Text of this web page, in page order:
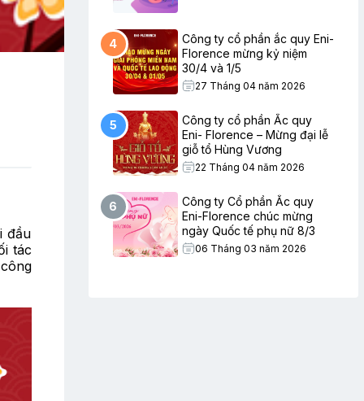
đầu
tác
4
Công ty cổ phần ắc quy Eni-
Florence mừng kỷ niệm
30/4 và 1/5
27 Tháng 04 năm 2026
5
Công ty cổ phần Ắc quy
Eni- Florence – Mừng đại lễ
giỗ tổ Hùng Vương
22 Tháng 04 năm 2026
6
Công ty Cổ phần Ắc quy
Eni-Florence chúc mừng
ngày Quốc tế phụ nữ 8/3
06 Tháng 03 năm 2026